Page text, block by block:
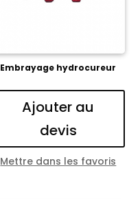
Embrayage hydrocureur
Ajouter au
devis
Mettre dans les favoris